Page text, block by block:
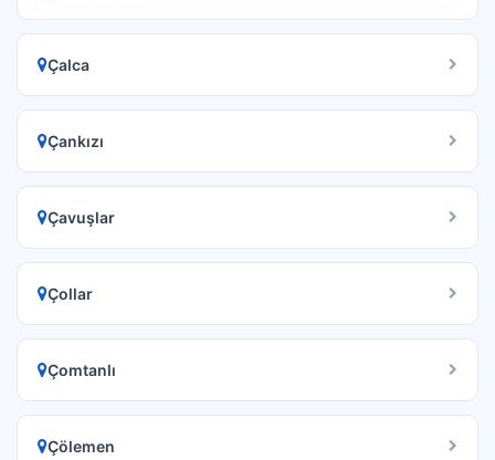
Çalca
Çankızı
Çavuşlar
Çollar
Çomtanlı
Çölemen